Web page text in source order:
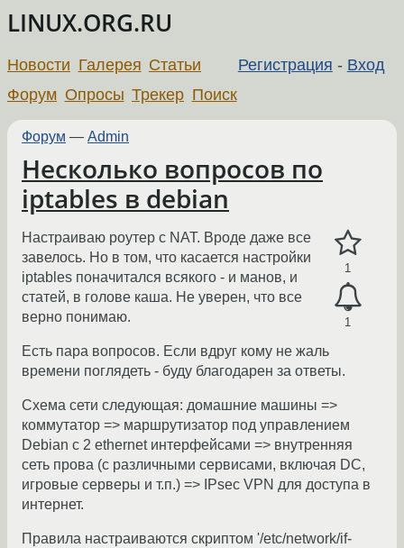
LINUX.ORG.RU
Регистрация - Вход
Новости Галерея Статьи
Форум Опросы Трекер Поиск
Форум — Admin
Несколько вопросов по
iptables в debian
1
1
Настраиваю роутер с NAT. Вроде даже все
завелось. Но в том, что касается настройки
iptables поначитался всякого - и манов, и
статей, в голове каша. Не уверен, что все
верно понимаю.
Есть пара вопросов. Если вдруг кому не жаль
времени поглядеть - буду благодарен за ответы.
Схема сети следующая: домашние машины =>
коммутатор => маршрутизатор под управлением
Debian с 2 ethernet интерфейсами => внутренняя
сеть прова (с различными сервисами, включая DC,
игровые серверы и т.п.) => IPsec VPN для доступа в
интернет.
Правила настраиваются скриптом '/etc/network/if-